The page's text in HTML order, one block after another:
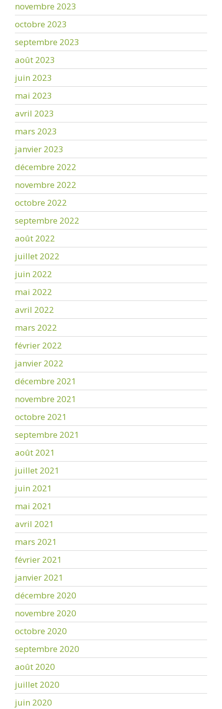
novembre 2023
octobre 2023
septembre 2023
août 2023
juin 2023
mai 2023
avril 2023
mars 2023
janvier 2023
décembre 2022
novembre 2022
octobre 2022
septembre 2022
août 2022
juillet 2022
juin 2022
mai 2022
avril 2022
mars 2022
février 2022
janvier 2022
décembre 2021
novembre 2021
octobre 2021
septembre 2021
août 2021
juillet 2021
juin 2021
mai 2021
avril 2021
mars 2021
février 2021
janvier 2021
décembre 2020
novembre 2020
octobre 2020
septembre 2020
août 2020
juillet 2020
juin 2020